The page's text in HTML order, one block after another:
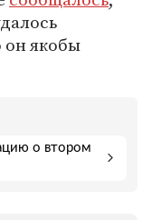
он якобы
о втором